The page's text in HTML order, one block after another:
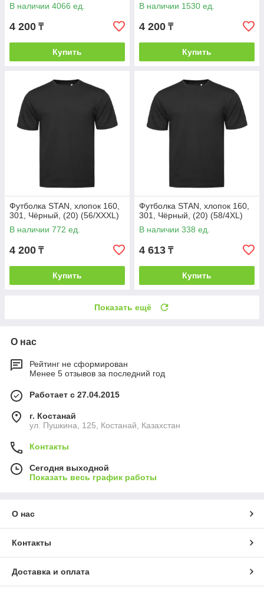
В наличии 4066 ед.
4 200 ₸
Купить
В наличии 1530 ед.
4 200 ₸
Купить
Футболка STAN, хлопок 160,
301, Чёрный, (20) (56/XXXL)
В наличии 772 ед.
4 200 ₸
Купить
Футболка STAN, хлопок 160,
301, Чёрный, (20) (58/4XL)
В наличии 338 ед.
4 613 ₸
Купить
Показать ещё
О нас
Рейтинг не сформирован
Менее 5 отзывов за последний год
Работает с 27.04.2015
г. Костанай
ул. Пушкина, 125, Костанай, Казахстан
Контакты
Сегодня выходной
Показать весь график работы
О нас
Контакты
Доставка и оплата